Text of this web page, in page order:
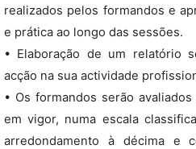
realizados pelos formandos e
e prática ao longo das sessões.
• Elaboração de um relatório
acção na sua actividade
• Os formandos serão
em vigor, numa escala
arredondamento à décima e